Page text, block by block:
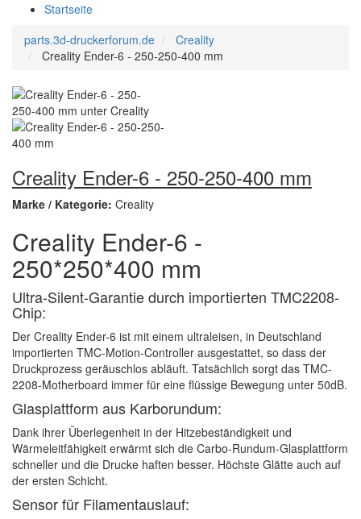
Startseite
parts.3d-druckerforum.de
Creality
Creality Ender-6 - 250-250-400 mm
Creality Ender-6 - 250-250-400 mm
Marke / Kategorie: Creality
Creality Ender-6 -
250*250*400 mm
Ultra-Silent-Garantie durch importierten TMC2208-
Chip:
Der Creality Ender-6 ist mit einem ultraleisen, in Deutschland
importierten TMC-Motion-Controller ausgestattet, so dass der
Druckprozess geräuschlos abläuft. Tatsächlich sorgt das TMC-
2208-Motherboard immer für eine flüssige Bewegung unter 50dB.
Glasplattform aus Karborundum:
Dank ihrer Überlegenheit in der Hitzebeständigkeit und
Wärmeleitfähigkeit erwärmt sich die Carbo-Rundum-Glasplattform
schneller und die Drucke haften besser. Höchste Glätte auch auf
der ersten Schicht.
Sensor für Filamentauslauf: